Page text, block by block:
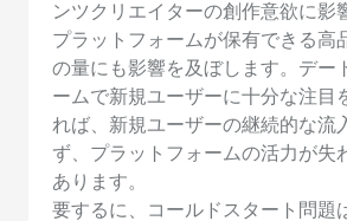
ンツクリエイターの創作意欲に影
プラットフォームが保有できる高
の量にも影響を及ぼします。デー
ームで新規ユーザーに十分な注目
れば、新規ユーザーの継続的な流
ず、プラットフォームの活力が失
あります。
要するに、コールドスタート問題